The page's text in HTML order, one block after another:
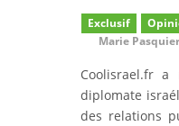
Exclusif
Marie Pasquier
Coolisrael.fr a
diplomate
des relations